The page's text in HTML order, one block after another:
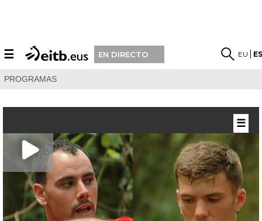
☰ EN DIRECTO EU
PROGRAMAS
☰